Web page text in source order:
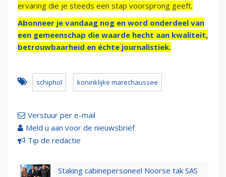
ervaring die je steeds een stap voorsprong geeft.
Abonneer je vandaag nog en word onderdeel van
een gemeenschap die waarde hecht aan kwaliteit,
betrouwbaarheid en échte journalistiek.
schiphol koninklijke marechaussee
Verstuur per e-mail
Meld u aan voor de nieuwsbrief
Tip de redactie
Staking cabinepersoneel Noorse tak SAS